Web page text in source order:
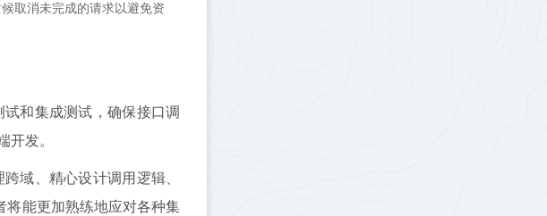
取消未完成的请求以避免资
和集成测试，确保接口调
开发。
域、精心设计调用逻辑、
将能更加熟练地应对各种集